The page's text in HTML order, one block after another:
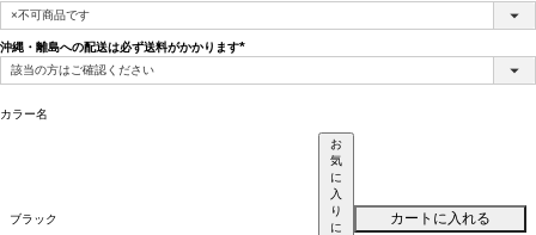
(必
須)
沖縄・離島への配送は必ず送料がかかります
カラー名
ブラック
お
気
に
入
り
に
カートに入れる